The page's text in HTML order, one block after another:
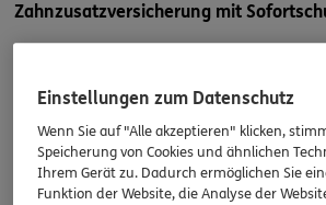
5/5
Neue Str. 1,17153 Stavenhagen
Homepage besuchen
Chris Lorenz
Zahnzusatzversicherung mit
ERGO klappts! Sogar, wenn die
super!
37,60
€ monatlich
Einstellungen zum Datenschutz
Wenn Sie auf "Alle akzeptieren" klicken,
Speicherung von Cookies und ähnlichen
Ihrem Gerät zu. Dadurch ermöglichen Sie
Funktion der Website, die Analyse der